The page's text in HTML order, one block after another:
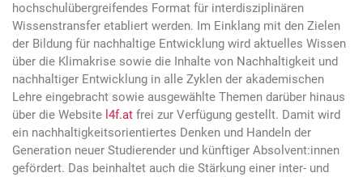
hochschulübergreifendes Format für interdisziplinären
Wissenstransfer etabliert werden. Im Einklang mit den Zielen
der Bildung für nachhaltige Entwicklung wird aktuelles Wissen
über die Klimakrise sowie die Inhalte von Nachhaltigkeit und
nachhaltiger Entwicklung in alle Zyklen der akademischen
Lehre eingebracht sowie ausgewählte Themen darüber hinaus
über die Website l4f.at frei zur Verfügung gestellt. Damit wird
ein nachhaltigkeitsorientiertes Denken und Handeln der
Generation neuer Studierender und künftiger Absolvent:innen
gefördert. Das beinhaltet auch die Stärkung einer inter- und